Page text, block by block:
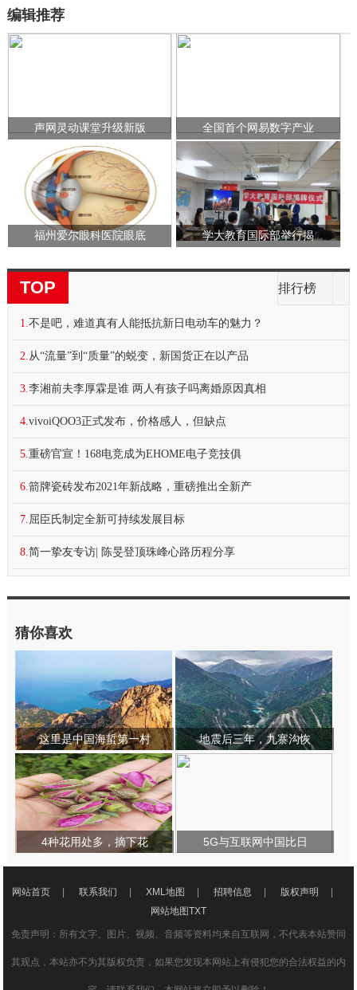
编辑推荐
声网灵动课堂升级新版 全国首个网易数字产业
福州爱尔眼科医院眼底 学大教育国际部举行揭
TOP 排行榜
1.不是吧，难道真有人能抵抗新日电动车的魅力？
2.从“流量”到“质量”的蜕变，新国货正在以产品
3.李湘前夫李厚霖是谁 两人有孩子吗离婚原因真相
4.vivoiQOO3正式发布，价格感人，但缺点
5.重磅官宣！168电竞成为EHOME电子竞技俱
6.箭牌瓷砖发布2021年新战略，重磅推出全新产
7.屈臣氏制定全新可持续发展目标
8.简一挚友专访| 陈旻登顶珠峰心路历程分享
猜你喜欢
这里是中国海蜇第一村 地震后三年，九寨沟恢
4种花用处多，摘下花 5G与互联网中国比日
网站首页 联系我们 XML地图 招聘信息 版权声明
网站地图TXT
免责声明：所有文字、图片、视频、音频等资料均来自互联网，不代表本站赞同
其观点，本站亦不为其版权负责，如果您发现本网站上有侵犯您的合法权益的内